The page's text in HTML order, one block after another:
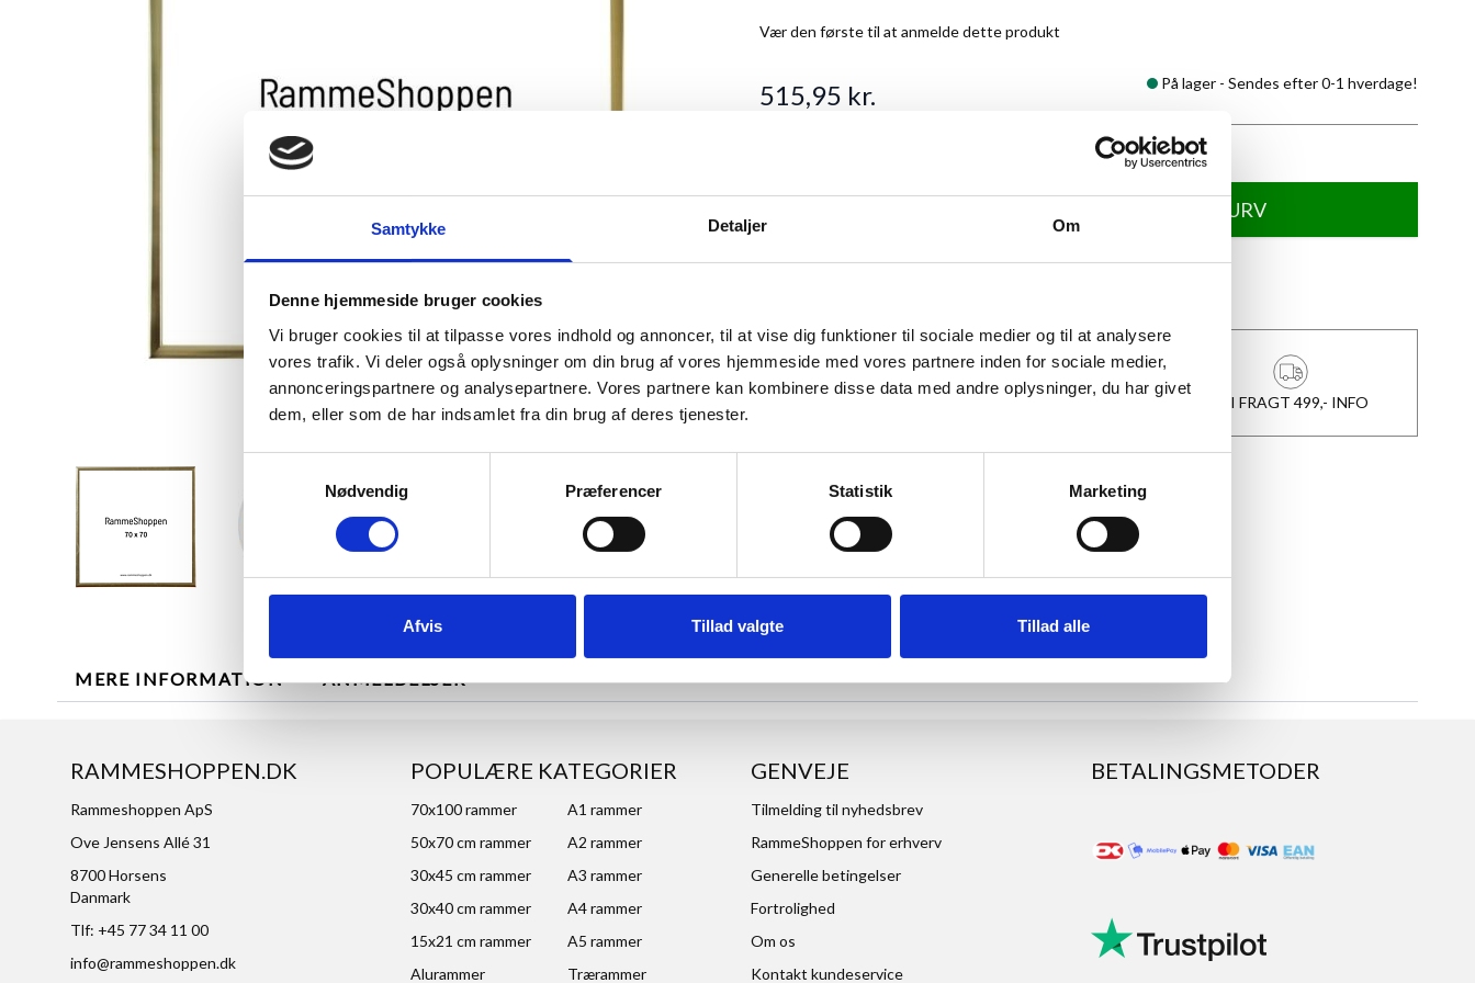
Samtykke Detaljer Om
Denne hjemmeside bruger cookies
Vi bruger cookies til at tilpasse vores indhold og annoncer, til at vise dig funktioner til sociale medier og til at analysere
vores trafik. Vi deler også oplysninger om din brug af vores hjemmeside med vores partnere inden for sociale medier,
annonceringspartnere og analysepartnere. Vores partnere kan kombinere disse data med andre oplysninger, du har givet
dem, eller som de har indsamlet fra din brug af deres tjenester.
Nødvendig
Præferencer Statistik Marketing
Afvis Tillad valgte Tillad alle
View larger image View larger image View larger image View larger image
Vær den første til at anmelde dette produkt
515,95 kr. På lager - Sendes efter 0-1 hverdage!
Antal
TILFØJ TIL KURV
1-3 DAGES LEVERING FRI FRAGT 499,- INFO
MERE INFORMATION ANMELDELSER
RAMMESHOPPEN.DK
Rammeshoppen ApS
Ove Jensens Allé 31
8700 Horsens
Danmark
Tlf: +45 77 34 11 00
info@rammeshoppen.dk
POPULÆRE KATEGORIER
70x100 rammer
A1 rammer
50x70 cm rammer
A2 rammer
30x45 cm rammer
A3 rammer
30x40 cm rammer
A4 rammer
15x21 cm rammer
A5 rammer
Alurammer
Trærammer
GENVEJE
Tilmelding til nyhedsbrev
RammeShoppen for erhverv
Generelle betingelser
Fortrolighed
Om os
Kontakt kundeservice
BETALINGSMETODER